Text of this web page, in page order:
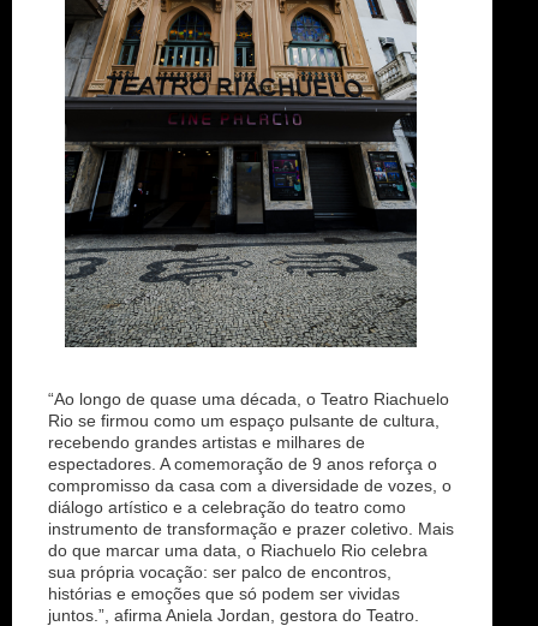
“Ao longo de quase uma década, o Teatro Riachuelo
Rio se firmou como um espaço pulsante de cultura,
recebendo grandes artistas e milhares de
espectadores. A comemoração de 9 anos reforça o
compromisso da casa com a diversidade de vozes, o
diálogo artístico e a celebração do teatro como
instrumento de transformação e prazer coletivo. Mais
do que marcar uma data, o Riachuelo Rio celebra
sua própria vocação: ser palco de encontros,
histórias e emoções que só podem ser vividas
juntos.”, afirma Aniela Jordan, gestora do Teatro.